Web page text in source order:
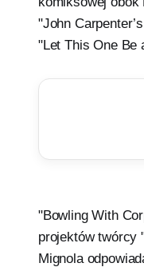
"John
"Let This One Be
"Bowling With
projektów twórcy
Mignola